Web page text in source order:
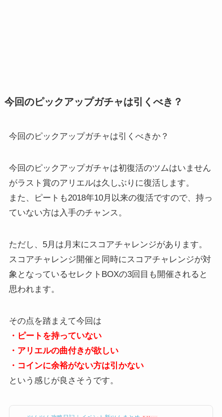
今回のピックアップガチャは引くべき？
今回のピックアップガチャは引くべきか？
今回のピックアップガチャは初復活のツムはいません
がラスト賞のアリエルは久しぶりに復活します。
また、ピートも2018年10月以来の復活ですので、持っ
ていない方は入手のチャンス。
ただし、5月は月末にスコアチャレンジがあります。
スコアチャレンジ開催と同時にスコアチャレンジが対
象となっているセレクトBOXの3回目も開催されると
思われます。
その点を踏まえて今回は
・ピートを持っていない
・アリエルの曲付きが欲しい
・コインに余裕がない方は引かない
という感じが良さそうです。